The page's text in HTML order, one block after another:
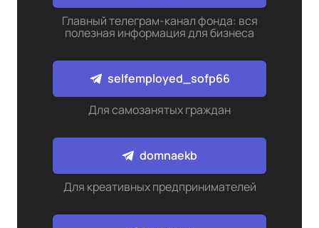
Главный телеграм-канал фонда: вся
полезная информация для бизнеса
selfemployed_sofp66
Для самозанятых граждан
domnaekb
Для креативных предпринимателей